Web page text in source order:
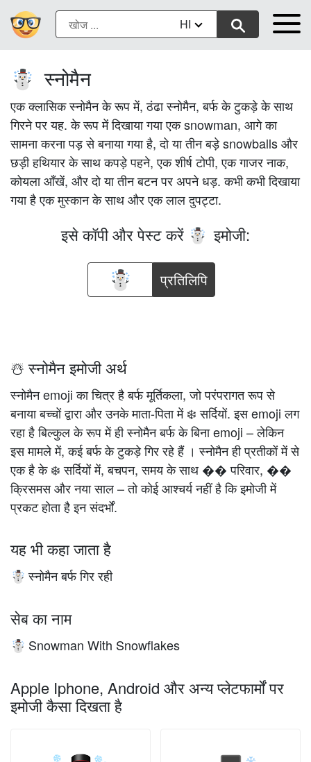
HI
☃️ स्नोमैन
एक क्लासिक स्नोमैन के रूप में, ठंढा स्नोमैन, बर्फ के टुकड़े के साथ
गिरने पर यह. के रूप में दिखाया गया एक snowman, आगे का
सामना करना पड़ से बनाया गया है, दो या तीन बड़े snowballs और
छड़ी हथियार के साथ कपड़े पहने, एक शीर्ष टोपी, एक गाजर नाक,
कोयला आँखें, और दो या तीन बटन पर अपने धड़. कभी कभी दिखाया
गया है एक मुस्कान के साथ और एक लाल दुपट्टा.
इसे कॉपी और पेस्ट करें ☃️ इमोजी:
प्रतिलिपि
☃️ स्नोमैन इमोजी अर्थ
स्नोमैन emoji का चित्र है बर्फ मूर्तिकला, जो परंपरागत रूप से
बनाया बच्चों द्वारा और उनके माता-पिता में ❄️️ सर्दियों. इस emoji लग
रहा है बिल्कुल के रूप में ही स्नोमैन बर्फ के बिना emoji – लेकिन
इस मामले में, कई बर्फ के टुकड़े गिर रहे हैं । स्नोमैन ही प्रतीकों में से
एक है के ❄️️ सर्दियों में, बचपन, समय के साथ �� परिवार, ��
क्रिसमस और नया साल – तो कोई आश्चर्य नहीं है कि इमोजी में
प्रकट होता है इन संदर्भों.
यह भी कहा जाता है
☃️ स्नोमैन बर्फ गिर रही
सेब का नाम
☃️ Snowman With Snowflakes
Apple Iphone, Android और अन्य प्लेटफार्मों पर
इमोजी कैसा दिखता है